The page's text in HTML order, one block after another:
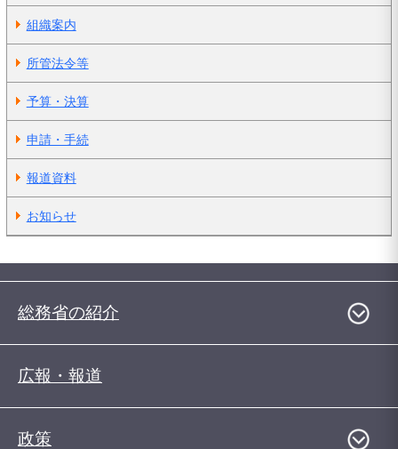
組織案内
所管法令等
予算・決算
申請・手続
報道資料
お知らせ
総務省の紹介
広報・報道
政策